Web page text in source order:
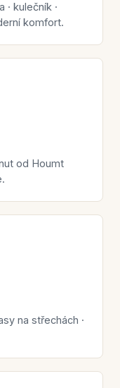
· kulečník ·
komfort.
od Houmt
na střechách ·